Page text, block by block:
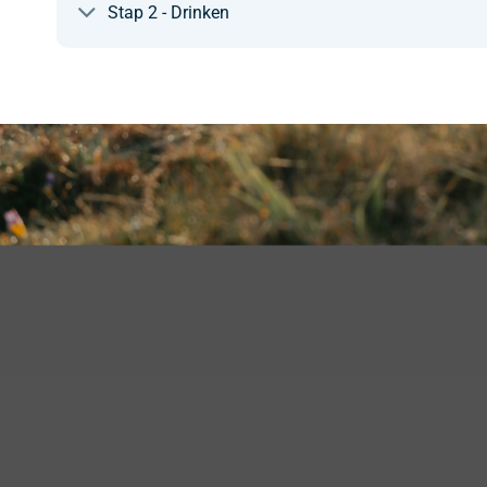
Stap 2 - Drinken